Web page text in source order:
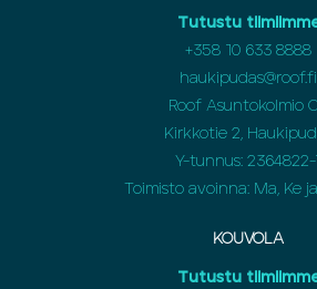
Tutustu
+358 10 633 8888
haukipudas@roof.fi
Roof Asuntokolmio
Kirkkotie 2,
Y-tunnus: 2364822-1
Toimisto avoinna: Ma, Ke
KOUVOLA
Tutustu